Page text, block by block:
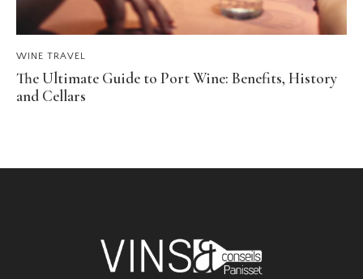
WINE TRAVEL
The Ultimate Guide to Port Wine: Benefits, History
and Cellars